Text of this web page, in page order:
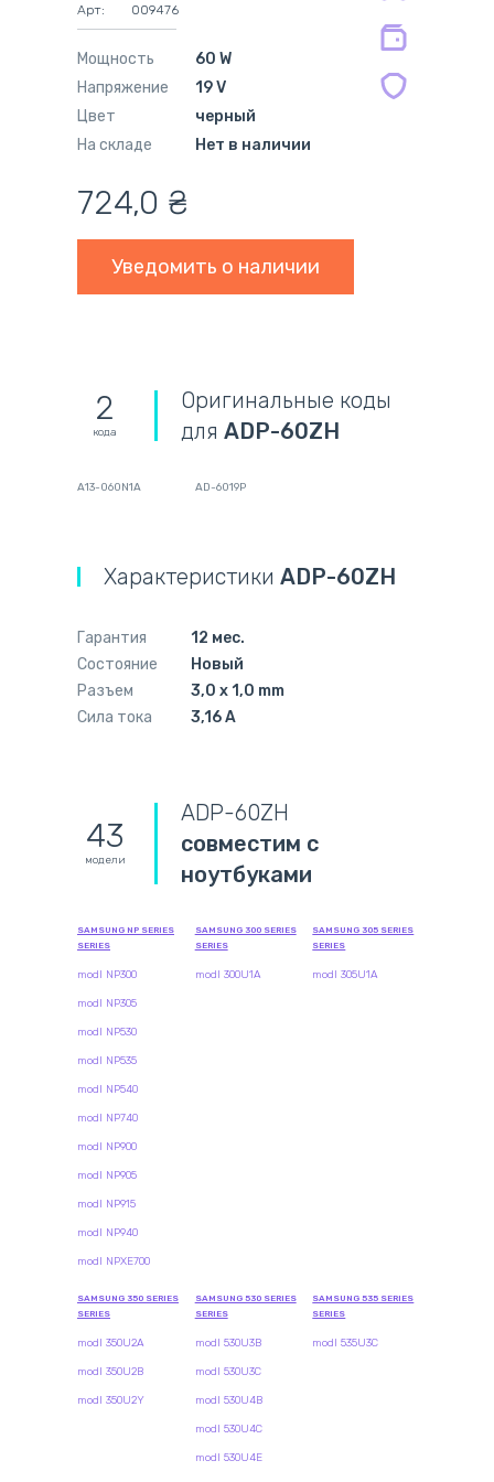
Арт:
009476
Мощность
60 W
Напряжение
19 V
Цвет
черный
На складе
Нет в наличии
724,0 ₴
Уведомить о наличии
мес.
2
кода
Оригинальные коды
для ADP-60ZH
A13-060N1A AD-6019P
Характеристики ADP-60ZH
Гарантия
12 мес.
Состояние
Новый
Разъем
3,0 x 1,0 mm
Сила тока
3,16 А
43
модели
ADP-60ZH
совместим с
ноутбуками
SAMSUNG NP SERIES
SERIES
modl NP300
modl NP305
modl NP530
modl NP535
modl NP540
modl NP740
modl NP900
modl NP905
modl NP915
modl NP940
modl NPXE700
SAMSUNG 300 SERIES
SERIES
modl 300U1A
SAMSUNG 305 SERIES
SERIES
modl 305U1A
SAMSUNG 350 SERIES
SERIES
modl 350U2A
modl 350U2B
modl 350U2Y
SAMSUNG 530 SERIES
SERIES
modl 530U3B
modl 530U3C
modl 530U4B
modl 530U4C
modl 530U4E
SAMSUNG 535 SERIES
SERIES
modl 535U3C